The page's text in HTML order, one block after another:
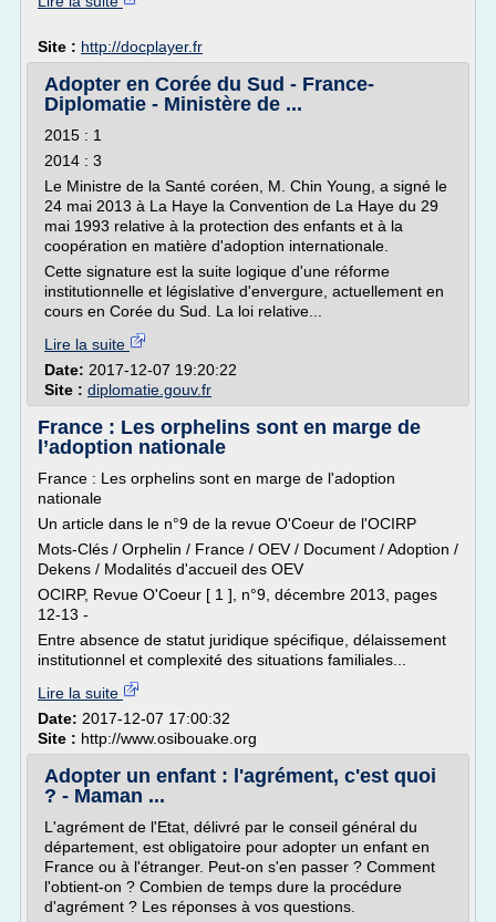
Site : http://docplayer.fr
Adopter en Corée du Sud - France-
Diplomatie - Ministère de ...
2015 : 1
2014 : 3
Le Ministre de la Santé coréen, M. Chin Young, a signé le
24 mai 2013 à La Haye la Convention de La Haye du 29
mai 1993 relative à la protection des enfants et à la
coopération en matière d'adoption internationale.
Cette signature est la suite logique d'une réforme
institutionnelle et législative d'envergure, actuellement en
cours en Corée du Sud. La loi relative...
Lire la suite
Date: 2017-12-07 19:20:22
Site : diplomatie.gouv.fr
France : Les orphelins sont en marge de
l’adoption nationale
France : Les orphelins sont en marge de l'adoption
nationale
Un article dans le n°9 de la revue O'Coeur de l'OCIRP
Mots-Clés / Orphelin / France / OEV / Document / Adoption /
Dekens / Modalités d'accueil des OEV
OCIRP, Revue O'Coeur [ 1 ], n°9, décembre 2013, pages
12-13 -
Entre absence de statut juridique spécifique, délaissement
institutionnel et complexité des situations familiales...
Lire la suite
Date: 2017-12-07 17:00:32
Site : http://www.osibouake.org
Adopter un enfant : l'agrément, c'est quoi
? - Maman ...
L'agrément de l'Etat, délivré par le conseil général du
département, est obligatoire pour adopter un enfant en
France ou à l'étranger. Peut-on s'en passer ? Comment
l'obtient-on ? Combien de temps dure la procédure
d'agrément ? Les réponses à vos questions.